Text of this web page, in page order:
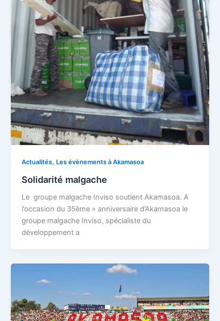
Actualités, Les évènements à Akamasoa
Solidarité malgache
Le groupe malgache Inviso soutient Akamasoa. A
l’occasion du 35ème » anniversaire d’Akamasoa le
groupe malgache Inviso, spécialiste du
développement a